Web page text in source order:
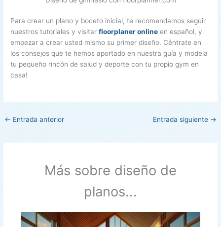
Para crear un plano y boceto inicial, te recomendamos seguir
nuestros tutoriales y visitarfloorplaner online en español, y
empezar a crear usted mismo su primer diseño. Céntrate en
los consejos que te hemos aportado en nuestra guía y modela
tu pequeño rincón de salud y deporte con tu propio gym en
casa!
← Entrada anterior Entrada siguiente →
Más sobre diseño de
planos...